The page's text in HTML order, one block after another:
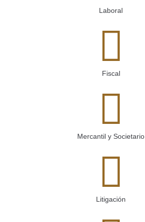
Laboral
Fiscal
Mercantil y Societario
Litigación